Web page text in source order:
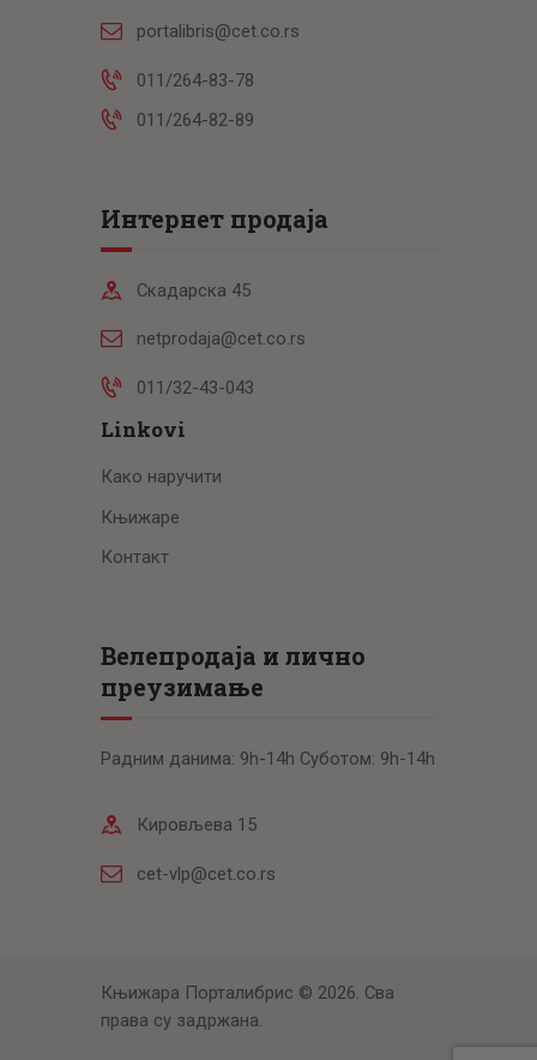
portalibris@cet.co.rs
011/264-83-78
011/264-82-89
Интернет продаја
Скадарска 45
netprodaja@cet.co.rs
011/32-43-043
Linkovi
Како наручити
Књижаре
Контакт
Велепродаја и лично
преузимање
Радним данима: 9h-14h Суботом: 9h-14h
Кировљева 15
cet-vlp@cet.co.rs
Књижара Порталибрис © 2026. Сва
права су задржана.